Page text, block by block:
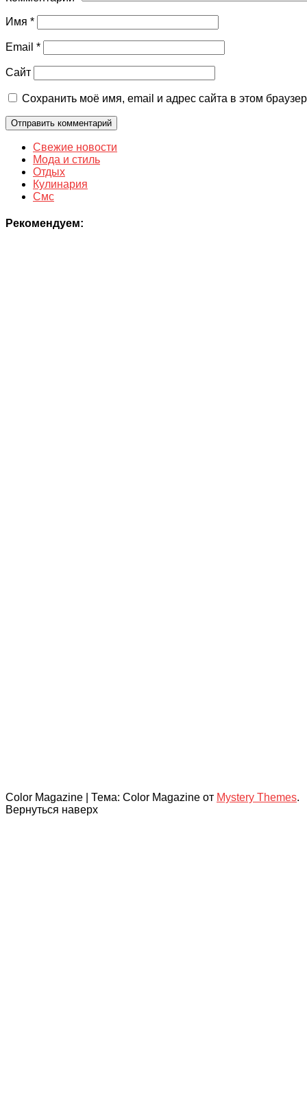
Имя *
Email *
Сайт
Сохранить моё имя, email и адрес сайта в этом
Свежие новости
Мода и стиль
Отдых
Кулинария
Смс
Рекомендуем:
Color Magazine Тема: Color Magazine от Mystery Themes.
Вернуться наверх